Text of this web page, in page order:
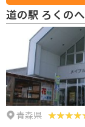
道の駅 ろくのへ
青森県